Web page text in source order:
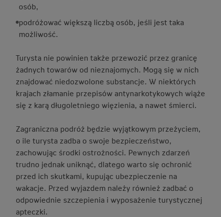
osób,
podróżować większą liczbą osób, jeśli jest taka
możliwość.
Turysta nie powinien także przewozić przez granicę
żadnych towarów od nieznajomych. Mogą się w nich
znajdować niedozwolone substancje. W niektórych
krajach złamanie przepisów antynarkotykowych wiąże
się z karą długoletniego więzienia, a nawet śmierci.
Zagraniczna podróż będzie wyjątkowym przeżyciem,
o ile turysta zadba o swoje bezpieczeństwo,
zachowując środki ostrożności. Pewnych zdarzeń
trudno jednak uniknąć, dlatego warto się ochronić
przed ich skutkami, kupując ubezpieczenie na
wakacje. Przed wyjazdem należy również zadbać o
odpowiednie szczepienia i wyposażenie turystycznej
apteczki.